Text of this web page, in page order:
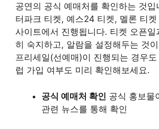
공연의 공식 예매처를 확인하는 것입
터파크 티켓, 예스24 티켓, 멜론 티켓
사이트에서 진행됩니다. 티켓 오픈일
히 숙지하고, 알람을 설정해두는 것
프리세일(선예매)이 진행되는 경우
럽 가입 여부도 미리 확인해보세요.
공식 예매처 확인 공식 홍보물
관련 뉴스를 통해 확인